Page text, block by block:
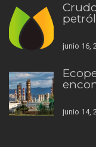
junio 16,
junio 14,